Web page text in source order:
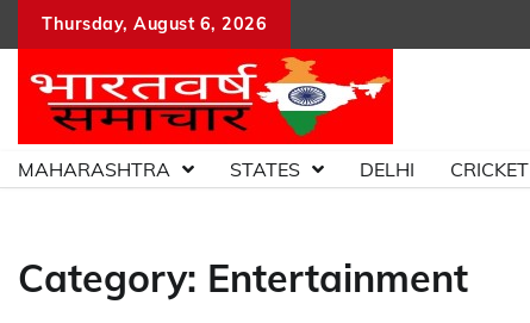
content
Thursday, August 6, 2026
MAHARASHTRA STATES DELHI CRICKET
Category: Entertainment